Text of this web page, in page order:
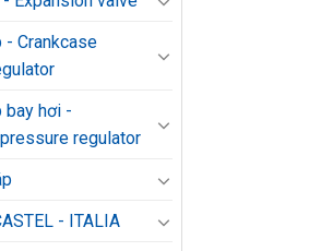
- Crankcase
bay hơi -
regulator
- ITALIA